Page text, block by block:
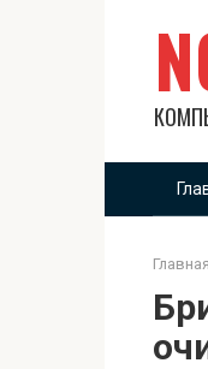
Главная